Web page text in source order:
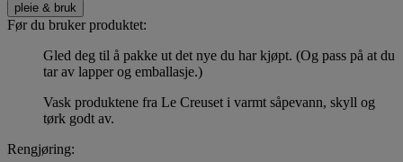
pleie & bruk
Før du bruker produktet:
Gled deg til å pakke ut det nye du har kjøpt. (Og pass på at du
tar av lapper og emballasje.)
Vask produktene fra Le Creuset i varmt såpevann, skyll og
tørk godt av.
Rengjøring: